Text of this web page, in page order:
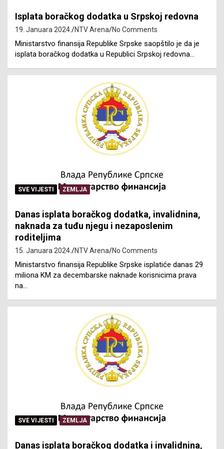
Isplata boračkog dodatka u Srpskoj redovna
19. Januara 2024. NTV Arena No Comments
Ministarstvo finansija Republike Srpske saopštilo je da je
isplata boračkog dodatka u Republici Srpskoj redovna…
SVE VIJESTI ZEMLJA
Danas isplata boračkog dodatka, invalidnina,
naknada za tuđu njegu i nezaposlenim
roditeljima
15. Januara 2024. NTV Arena No Comments
Ministarstvo finansija Republike Srpske isplatiće danas 29
miliona KM za decembarske naknade korisnicima prava
na…
SVE VIJESTI ZEMLJA
Danas isplata boračkog dodatka i invalidnina,